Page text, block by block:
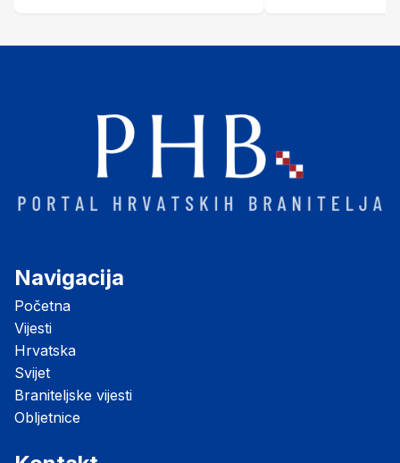
Navigacija
Početna
Vijesti
Hrvatska
Svijet
Braniteljske vijesti
Obljetnice